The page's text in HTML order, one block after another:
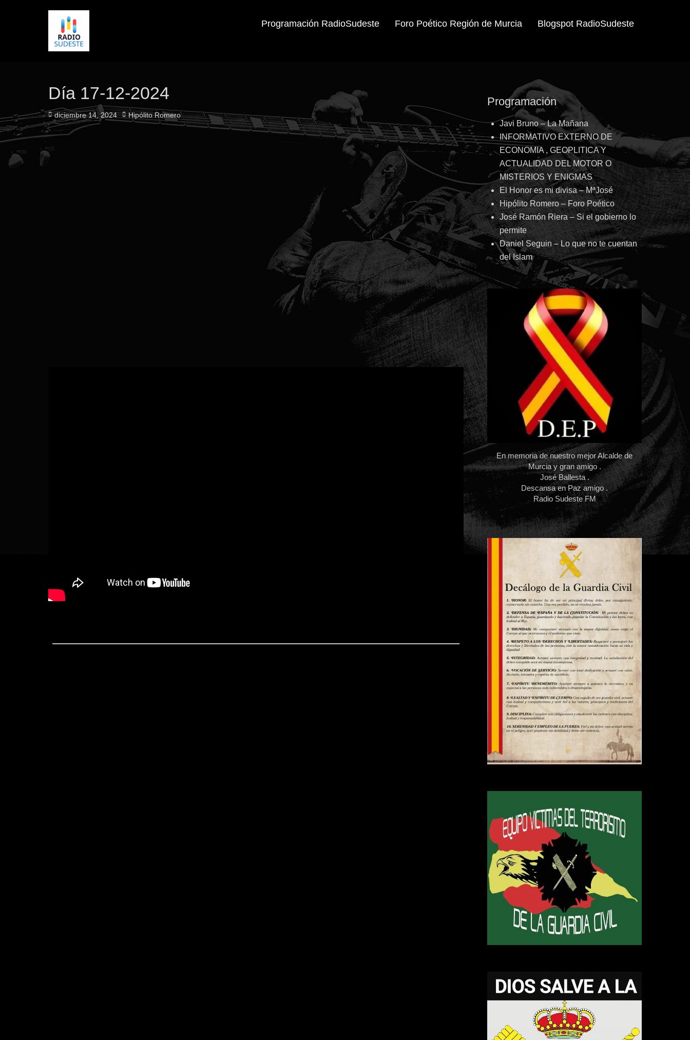
Programación RadioSudeste Foro Poético Región de Murcia Blogspot RadioSudeste
Día 17-12-2024
Publicado
el
diciembre 14, 2024 Autor
Hipólito Romero
Programación
Javi Bruno – La Mañana
INFORMATIVO EXTERNO DE
ECONOMIA , GEOPLITICA Y
ACTUALIDAD DEL MOTOR O
MISTERIOS Y ENIGMAS
El Honor es mi divisa – MªJosé
Hipólito Romero – Foro Poético
José Ramón Riera – Si el gobierno lo
permite
Daniel Seguin – Lo que no te cuentan
del Islam
En memoria de nuestro mejor Alcalde de
Murcia y gran amigo .
José Ballesta .
Descansa en Paz amigo .
Radio Sudeste FM